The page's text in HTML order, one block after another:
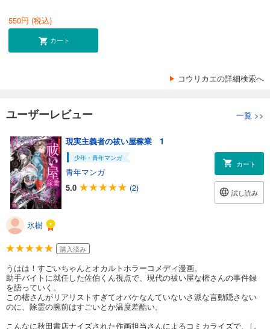
550円 (税込)
カート
コウリカエの詳細検索へ
ユーザーレビュー 一覧 >>
現実主義者の祓い屋稼業 1
少年・青年マンガ
青年マンガ
5.0
(2)
カート
試し読み
氷樹
購入済み
うはは！すごいちゃんとオカルトホラーコメディ漫画。
助手バイトに就任した佐伯くん視点で、現代の祓い屋な樒さんの事件録
を語っていく。
この樒さんがリアリストすぎてオバケなんていないさ派な言動隠さない
のに、除霊の腕前はすごいとか温度差酷い。
こんなに秋田書店ナイズされた作画担当さんによるコミカライズで、し